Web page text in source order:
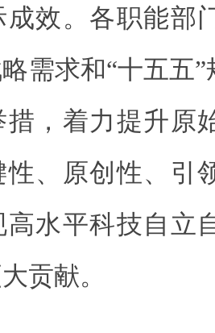
效。各职能部
需求和“十五五
，着力提升原
性、原创性、引
高水平科技自立
贡献。